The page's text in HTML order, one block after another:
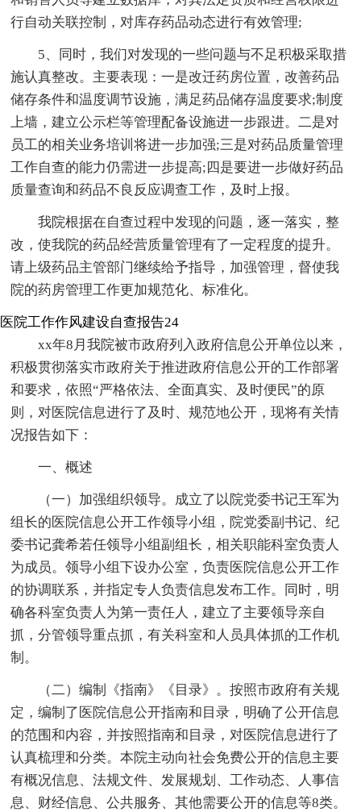
行自动关联控制，对库存药品动态进行有效管理;
5、同时，我们对发现的一些问题与不足积极采取措
施认真整改。主要表现：一是改迁药房位置，改善药品
储存条件和温度调节设施，满足药品储存温度要求;制度
上墙，建立公示栏等管理配备设施进一步跟进。二是对
员工的相关业务培训将进一步加强;三是对药品质量管理
工作自查的能力仍需进一步提高;四是要进一步做好药品
质量查询和药品不良反应调查工作，及时上报。
我院根据在自查过程中发现的问题，逐一落实，整
改，使我院的药品经营质量管理有了一定程度的提升。
请上级药品主管部门继续给予指导，加强管理，督使我
院的药房管理工作更加规范化、标准化。
医院工作作风建设自查报告24
xx年8月我院被市政府列入政府信息公开单位以来，
积极贯彻落实市政府关于推进政府信息公开的工作部署
和要求，依照“严格依法、全面真实、及时便民”的原
则，对医院信息进行了及时、规范地公开，现将有关情
况报告如下：
一、概述
（一）加强组织领导。成立了以院党委书记王军为
组长的医院信息公开工作领导小组，院党委副书记、纪
委书记龚希若任领导小组副组长，相关职能科室负责人
为成员。领导小组下设办公室，负责医院信息公开工作
的协调联系，并指定专人负责信息发布工作。同时，明
确各科室负责人为第一责任人，建立了主要领导亲自
抓，分管领导重点抓，有关科室和人员具体抓的工作机
制。
（二）编制《指南》《目录》。按照市政府有关规
定，编制了医院信息公开指南和目录，明确了公开信息
的范围和内容，并按照指南和目录，对医院信息进行了
认真梳理和分类。本院主动向社会免费公开的信息主要
有概况信息、法规文件、发展规划、工作动态、人事信
息、财经信息、公共服务、其他需要公开的信息等8类。